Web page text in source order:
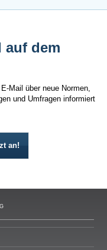
auf dem
Mail über neue Normen,
und Umfragen informiert
an!